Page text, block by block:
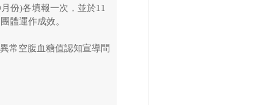
份)各填報一次，並於11
體運作成效。
常空腹血糖值認知宣導問